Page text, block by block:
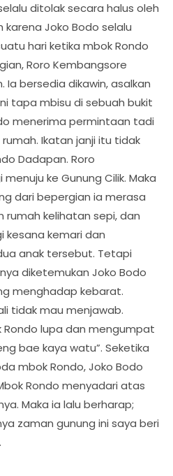
ditolak secara halus oleh
karena Joko Bodo selalu
hari ketika mbok Rondo
Roro Kembangsore
bersedia dikawin, asalkan
tapa mbisu di sebuah bukit
menerima permintaan tadi
Ikatan janji itu tidak
Dadapan. Roro
ke Gunung Cilik. Maka
dari bepergian ia merasa
rumah kelihatan sepi, dan
kesana kemari dan
anak tersebut. Tetapi
diketemukan Joko Bodo
menghadap kebarat.
tidak mau menjawab.
Rondo lupa dan mengumpat
bae kaya watu”. Seketika
mbok Rondo, Joko Bodo
Rondo menyadari atas
Maka ia lalu berharap;
zaman gunung ini saya beri